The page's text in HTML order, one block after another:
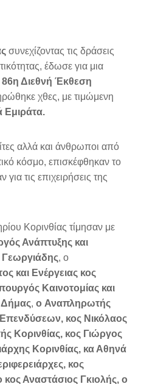
συνεχίζοντας τις δράσεις
έδωσε για μια
86η Διεθνή Έκθεση
χθες, με τιμώμενη
Εμιράτα.
αλλά και άνθρωποι από
κόσμο, επισκέφθηκαν το
τις επιχειρήσεις της
Κορινθίας τίμησαν με
Ανάπτυξης και
, ο
και Ενέργειας κος
Καινοτομίας και
Δήμας, ο Αναπληρωτής
κος Νικόλαος
Κορινθίας, κος Γιώργος
Κορινθίας, κα Αθηνά
κος
κος Αναστάσιος Γκιολής, o